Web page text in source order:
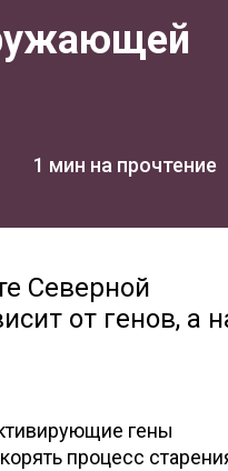
1 мин на прочтение
Северной
от генов, а
гены
процесс